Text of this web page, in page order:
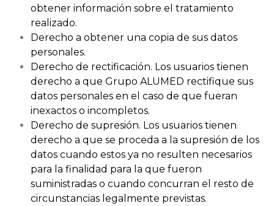
obtener información sobre el tratamiento
realizado.
Derecho a obtener una copia de sus datos
personales.
Derecho de rectificación. Los usuarios tienen
derecho a que Grupo ALUMED rectifique sus
datos personales en el caso de que fueran
inexactos o incompletos.
Derecho de supresión. Los usuarios tienen
derecho a que se proceda a la supresión de los
datos cuando estos ya no resulten necesarios
para la finalidad para la que fueron
suministradas o cuando concurran el resto de
circunstancias legalmente previstas.